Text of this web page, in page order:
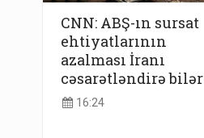
CNN: ABŞ-ın sursat
ehtiyatlarının
azalması İranı
cəsarətləndirə bilər
16:24